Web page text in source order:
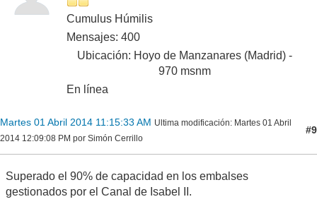
Cumulus Húmilis
Mensajes: 400
Ubicación: Hoyo de Manzanares (Madrid) -
970 msnm
En línea
Martes 01 Abril 2014 11:15:33 AM Ultima modificación: Martes 01 Abril
2014 12:09:08 PM por Simón Cerrillo
#9
Superado el 90% de capacidad en los embalses
gestionados por el Canal de Isabel II.